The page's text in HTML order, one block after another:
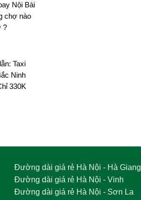
Nội Bài
chợ nào
?
Taxi
Ninh
330K
Đường dài giá rẻ Hà Nội - Hà Giang
Đường dài giá rẻ Hà Nội - Vinh
Đường dài giá rẻ Hà Nội - Sơn La